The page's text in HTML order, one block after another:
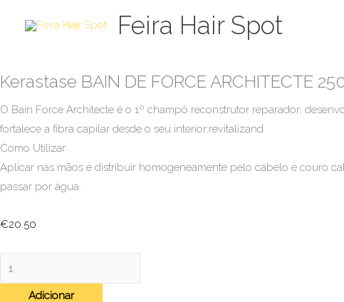
Feira Hair Spot
Kerastase BAIN DE FORCE ARCHITECTE
O Bain Force Architecte é o 1º champô reconstrutor reparador;
fortalece a fibra capilar desde o seu interior;revitalizand
Como Utilizar
Aplicar nas mãos e distribuir homogeneamente pelo cabelo e couro
passar por água.
€20.50
DE
FORCE
ARCHITECTE
250ml
Adicionar